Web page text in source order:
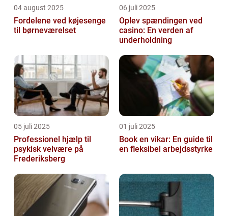
04 august 2025
Fordelene ved køjesenge
til børneværelset
06 juli 2025
Oplev spændingen ved
casino: En verden af
underholdning
05 juli 2025
Professionel hjælp til
psykisk velvære på
Frederiksberg
01 juli 2025
Book en vikar: En guide til
en fleksibel arbejdsstyrke